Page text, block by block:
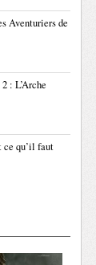
Aventuriers de
: L’Arche
ce qu’il faut